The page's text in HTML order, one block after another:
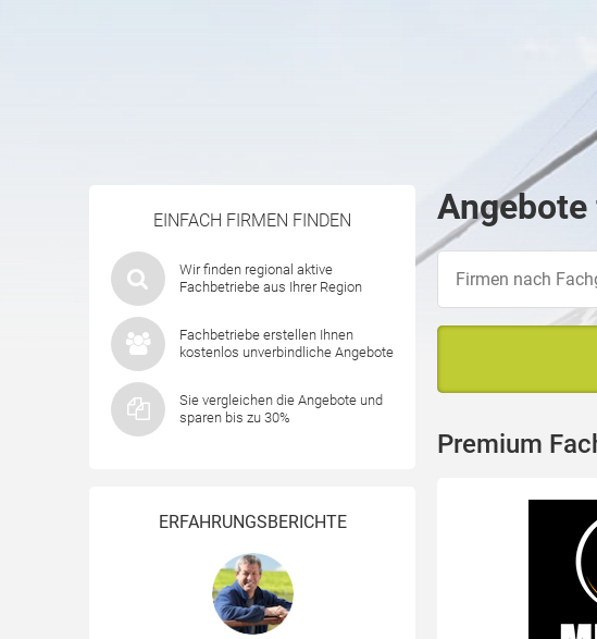
EINFACH FIRMEN FINDEN
Wir finden regional aktive
Fachbetriebe aus Ihrer Region
Fachbetriebe erstellen Ihnen
kostenlos unverbindliche Angebote
Sie vergleichen die Angebote und
sparen bis zu 30%
ERFAHRUNGSBERICHTE
Premium